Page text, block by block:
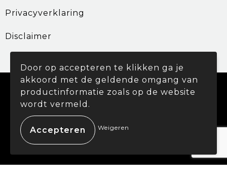
Privacyverklaring
Disclaimer
© Copyright Promohouse 2024
Door op accepteren te klikken ga je
akkoord met de geldende omgang van
productinformatie zoals op de website
wordt vermeld.
Weigeren